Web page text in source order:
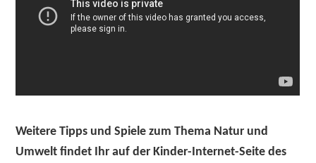
Weitere Tipps und Spiele zum Thema Natur und
Umwelt findet Ihr auf der Kinder-Internet-Seite des